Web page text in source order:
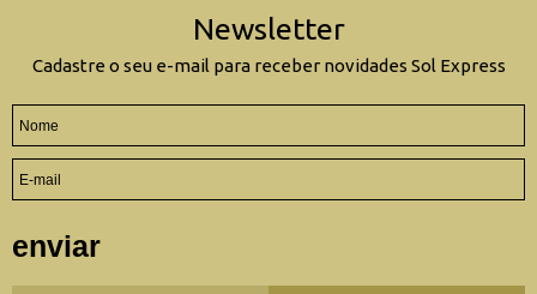
Newsletter
Cadastre o seu e-mail para receber novidades Sol Express
enviar